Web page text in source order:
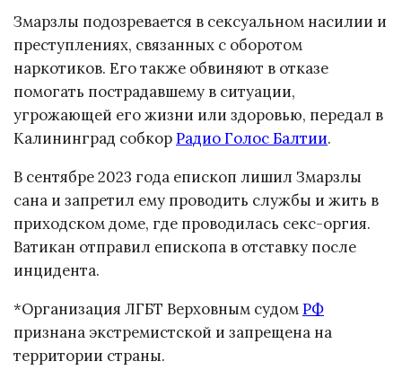
Змарзлы подозревается в сексуальном насилии и
преступлениях, связанных с оборотом
наркотиков. Его также обвиняют в отказе
помогать пострадавшему в ситуации,
угрожающей его жизни или здоровью, передал в
Калининград собкорРадио Голос Балтии.
В сентябре 2023 года епископ лишил Змарзлы
сана и запретил ему проводить службы и жить в
приходском доме, где проводилась секс-оргия.
Ватикан отправил епископа в отставку после
инцидента.
*Организация ЛГБТ Верховным судомРФ
признана экстремистской и запрещена на
территории страны.